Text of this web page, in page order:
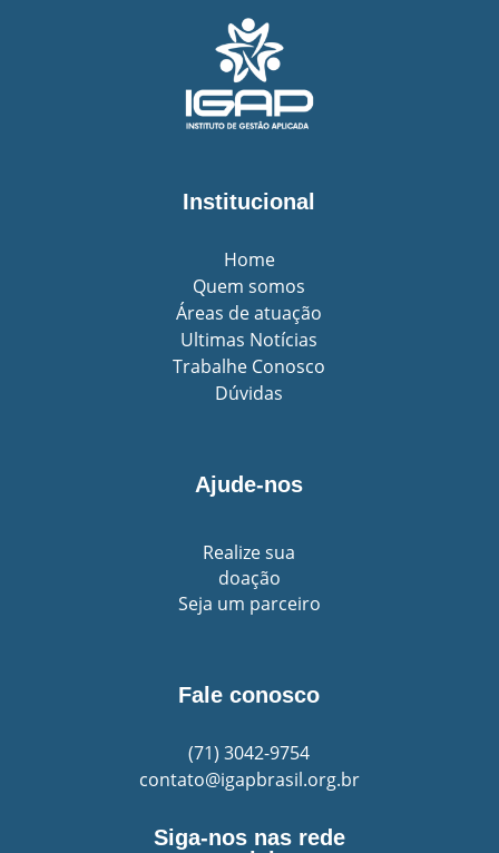
Institucional
Home
Quem somos
Áreas de atuação
Ultimas Notícias
Trabalhe Conosco
Dúvidas
Ajude-nos
Realize sua
doação
Seja um parceiro
Fale conosco
(71)3042-9754
contato@igapbrasil.org.br
Siga-nos nas rede